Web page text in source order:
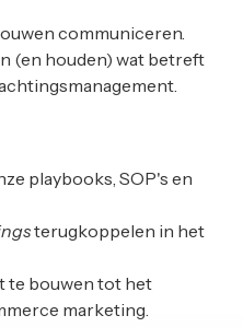
communiceren.
(en houden) wat betreft
playbooks, SOP's en
terugkoppelen in het
te bouwen tot het
marketing.